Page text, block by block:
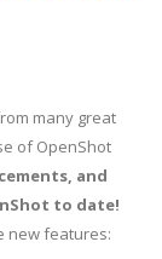
many great
of OpenShot
and
to date!
new features: